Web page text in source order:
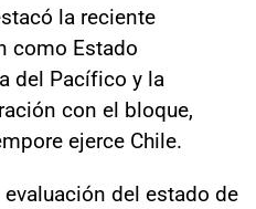
la reciente
como Estado
del Pacífico y la
con el bloque,
ejerce Chile.
del estado de